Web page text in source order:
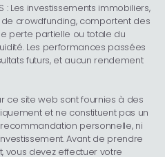
: Les investissements immobiliers,
crowdfunding, comportent des
perte partielle ou totale du
Les performances passées
futurs, et aucun rendement
ce site web sont fournies à des
et ne constituent pas un
personnelle, ni
Avant de prendre
vous devez effectuer votre